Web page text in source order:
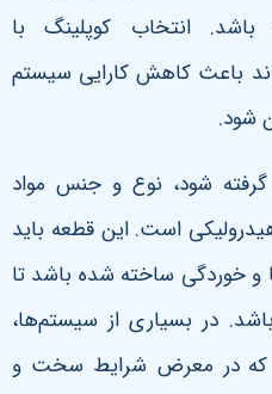
انتخاب کوپلینگ با
باعث کاهش کارایی سیستم
شود.
شود، نوع و جنس مواد
است. این قطعه باید
و خوردگی ساخته شده باشد تا
در بسیاری از سیستم‌ها،
که در معرض شرایط سخت و